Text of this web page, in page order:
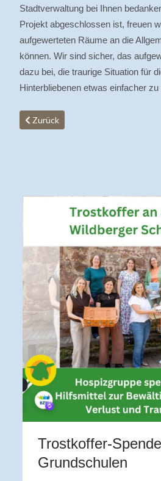
Stadtverwaltung bei Ihnen
Projekt abgeschlossen ist, freuen
aufgewerteten Räume an die
können. Wir sind sicher, das
dazu bei, die traurige Situation für
Hinterbliebenen etwas einfacher
Vorheriger Beitrag:
Zurück
Trostkoffer-
Grundschulen